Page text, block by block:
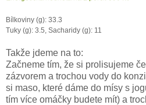
Bílkoviny (g): 33.3
Tuky (g): 3.5, Sacharidy (g): 11
Takže jdeme na to:
Začneme tím, že si prolisujeme
zázvorem a trochou vody do
si maso, které dáme do mísy s
tím více omáčky budete mít) a